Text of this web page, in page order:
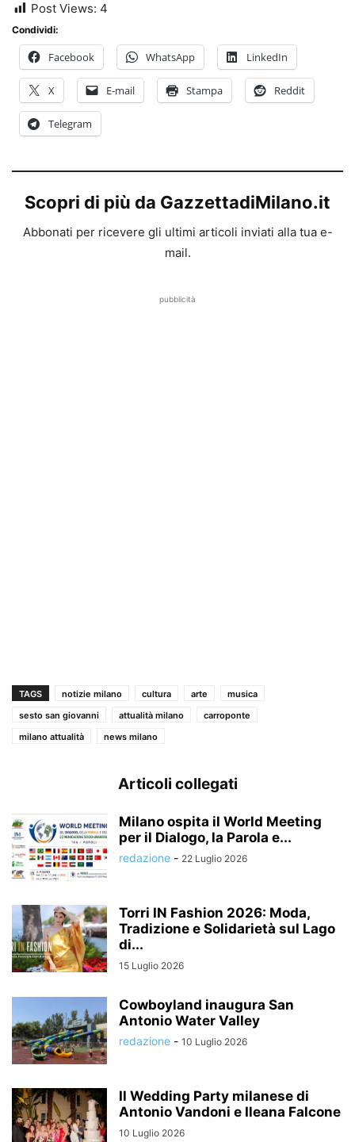
Post Views: 4
Condividi:
Facebook WhatsApp LinkedIn
X E-mail Stampa Reddit
Telegram
Scopri di più da GazzettadiMilano.it
Abbonati per ricevere gli ultimi articoli inviati alla tua e-
mail.
pubblicità
TAGS notizie milano cultura arte
musica
sesto san giovanni
attualità milano
carroponte
milano attualità
news milano
Articoli collegati
Milano ospita il World Meeting
per il Dialogo, la Parola e...
redazione - 22 Luglio 2026
Torri IN Fashion 2026: Moda,
Tradizione e Solidarietà sul Lago
di...
15 Luglio 2026
Cowboyland inaugura San
Antonio Water Valley
redazione - 10 Luglio 2026
Il Wedding Party milanese di
Antonio Vandoni e Ileana Falcone
10 Luglio 2026